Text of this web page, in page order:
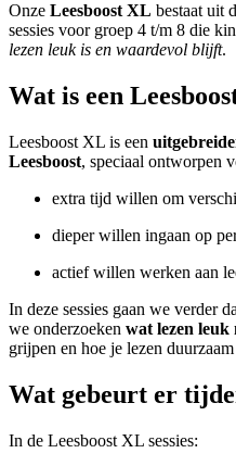
Onze Leesboost XL bestaat uit
sessies voor groep 4 t/m 8 die
lezen leuk is en waardevol blijft.
Wat is een
Leesboost XL is een
Leesboost, speciaal ontworpen
extra tijd willen om
dieper willen ingaan op
actief willen werken aan
In deze sessies gaan we verder
we onderzoeken wat lezen leuk
grijpen en hoe je lezen
Wat gebeurt er
In de Leesboost XL sessies: